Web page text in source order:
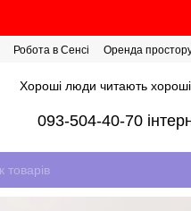
Робота в Сенсі Оренда
Хороші люди читають
093-504-40-70